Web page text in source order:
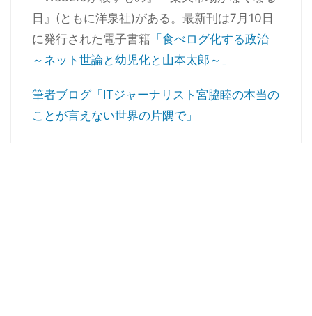
日』(ともに洋泉社)がある。最新刊は7月10日
に発行された電子書籍 「食べログ化する政治
～ネット世論と幼児化と山本太郎～」
筆者ブログ「ITジャーナリスト宮脇睦の本当の
ことが言えない世界の片隅で」